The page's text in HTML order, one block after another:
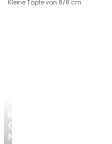
IRIS
GERMANICA
NEUHEITEN
Kleine Töpfe von 8/9 cm